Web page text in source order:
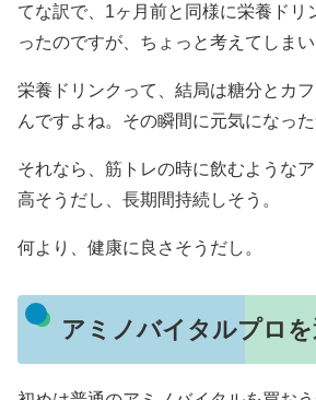
てな訳で、1ヶ月前と同様に栄養ドリ
ったのですが、ちょっと考えてしまい
栄養ドリンクって、結局は糖分とカ
んですよね。その瞬間に元気になった
それなら、筋トレの時に飲むような
高そうだし、長期間持続しそう。
何より、健康に良さそうだし。
アミノバイタルプロ